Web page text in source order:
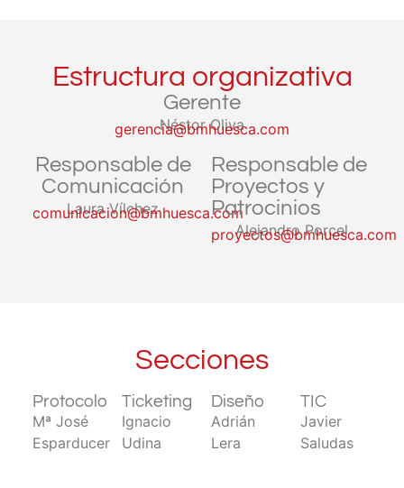
Estructura organizativa
Gerente
Néstor Oliva
gerencia@bmhuesca.com
Responsable de
Comunicación
Laura Vílchez
comunicacion@bmhuesca.com
Responsable de
Proyectos y
Patrocinios
Alejandro Porcel
proyectos@bmhuesca.com
Secciones
Protocolo
Mª José
Esparducer
Ticketing
Ignacio
Udina
Diseño
Adrián
Lera
TIC
Javier
Saludas